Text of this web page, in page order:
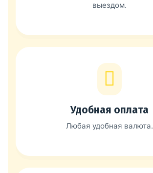
выездом.
Удобная оплата
Любая удобная валюта.